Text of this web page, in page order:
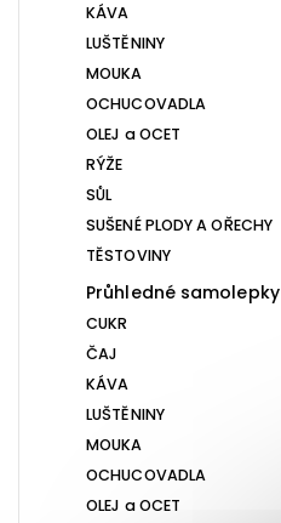
KÁVA
LUŠTĚNINY
MOUKA
OCHUCOVADLA
OLEJ a OCET
RÝŽE
SŮL
SUŠENÉ PLODY A OŘECHY
TĚSTOVINY
Průhledné samolepky
CUKR
ČAJ
KÁVA
LUŠTĚNINY
MOUKA
OCHUCOVADLA
OLEJ a OCET